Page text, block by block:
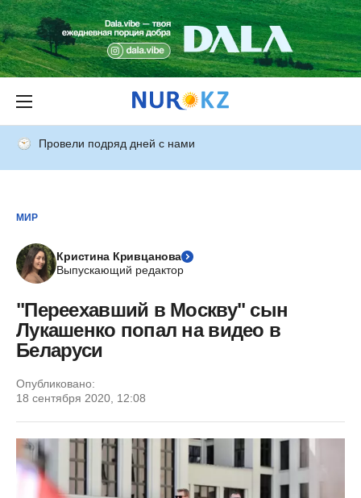
Провели подряд дней с нами
МИР
Кристина Кривцанова
Выпускающий редактор
"Переехавший в Москву" сын
Лукашенко попал на видео в
Беларуси
Опубликовано:
18 сентября 2020, 12:08